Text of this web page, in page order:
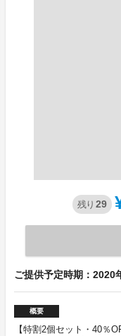
残り 29
ご提供予定時期：2020
概要
【特割2個セット・40％